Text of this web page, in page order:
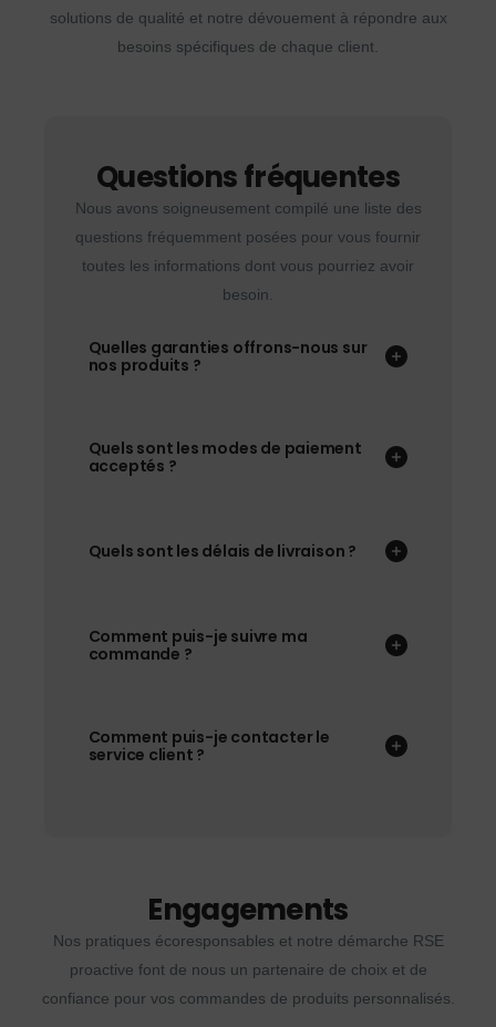
solutions de qualité et notre dévouement à répondre aux
besoins spécifiques de chaque client.
Questions fréquentes
Nous avons soigneusement compilé une liste des
questions fréquemment posées pour vous fournir
toutes les informations dont vous pourriez avoir
besoin.
Quelles garanties offrons-nous sur
nos produits ?
Quels sont les modes de paiement
acceptés ?
Quels sont les délais de livraison ?
Comment puis-je suivre ma
commande ?
Comment puis-je contacter le
service client ?
Engagements
Nos pratiques écoresponsables et notre démarche RSE
proactive font de nous un partenaire de choix et de
confiance pour vos commandes de produits personnalisés.